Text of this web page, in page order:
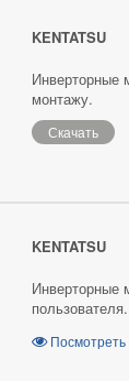
KENTATSU
Инверторные
монтажу.
Скачать
KENTATSU
Инверторные
пользователя.
Посмотреть